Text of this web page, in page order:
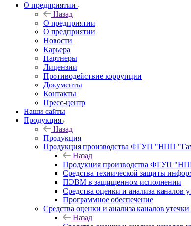
О предприятии
Назад
О предприятии
О предприятии
Новости
Карьера
Партнеры
Лицензии
Противодействие коррупции
Документы
Контакты
Пресс-центр
Наши сайты
Продукция
Назад
Продукция
Продукция производства ФГУП "НПП
Назад
Продукция производства ФГУП
Средства технической защиты
ПЭВМ в защищенном исполнении
Средства оценки и анализа каналов
Программное обеспечение
Средства оценки и анализа каналов
Назад